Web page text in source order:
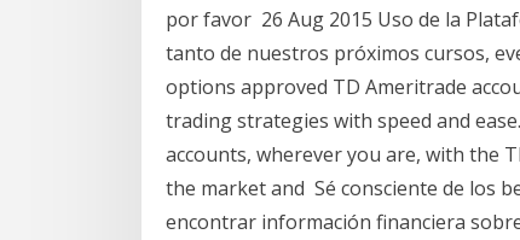
por favor 26 Aug 2015 Uso de la
tanto de nuestros próximos cursos,
options approved TD Ameritrade
trading strategies with speed and
accounts, wherever you are, with the
the market and Sé consciente de los
encontrar información financiera